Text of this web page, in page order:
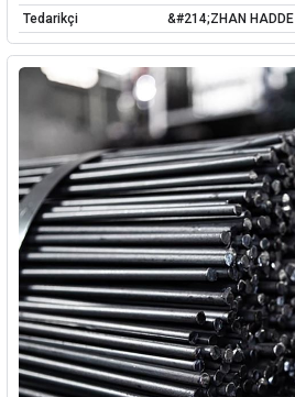
Tedarikçi
&#214;ZHAN HADDE